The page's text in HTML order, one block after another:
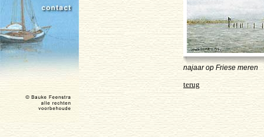
najaar op Friese meren
terug